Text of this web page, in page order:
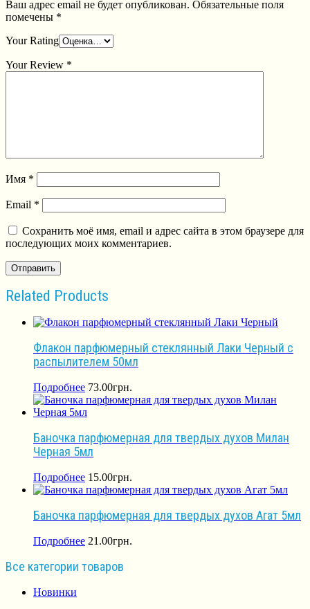
Ваш адрес email не будет опубликован. Обязательные поля
помечены *
Your Rating
Your Review *
Имя *
Email *
Сохранить моё имя, email и адрес сайта в этом браузере для
последующих моих комментариев.
Related Products
Флакон парфюмерный стеклянный Лаки Черный с
распылителем 50мл
Подробнее 73.00грн.
Баночка парфюмерная для твердых духов Милан
Черная 5мл
Подробнее 15.00грн.
Баночка парфюмерная для твердых духов Агат 5мл
Подробнее 21.00грн.
Все категории товаров
Новинки